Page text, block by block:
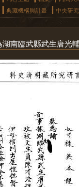
典藏機構與計畫 中央研
湖南臨武縣武生唐光